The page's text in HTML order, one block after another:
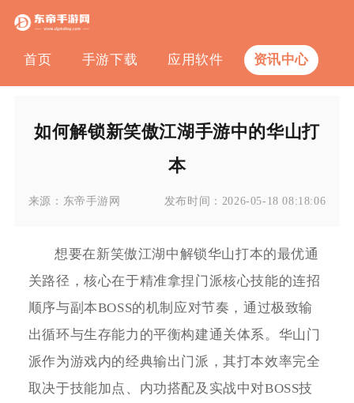
首页 手游下载 应用软件 资讯中心
如何解锁新笑傲江湖手游中的华山打
本
来源： 东帝手游网 发布时间： 2026-05-18 08:18:06
想要在新笑傲江湖中解锁华山打本的最优通
关路径，核心在于精准拿捏门派核心技能的连招
顺序与副本BOSS的机制应对节奏，通过极致输
出循环与生存能力的平衡构建通关体系。华山门
派作为游戏内的经典输出门派，其打本效率完全
取决于技能加点、内功搭配及实战中对BOSS技